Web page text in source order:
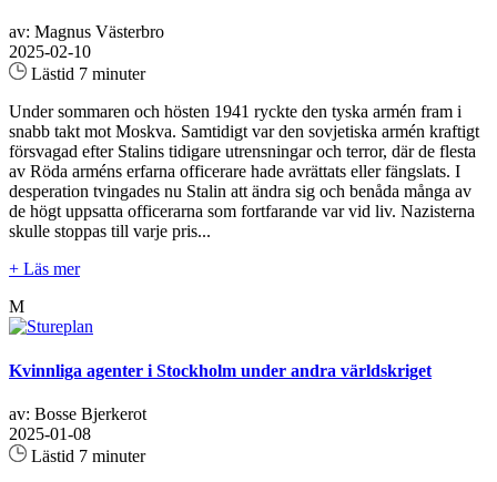
av: Magnus Västerbro
2025-02-10
Lästid 7 minuter
Under sommaren och hösten 1941 ryckte den tyska armén fram i
snabb takt mot Moskva. Samtidigt var den sovjetiska armén kraftigt
försvagad efter Stalins tidigare utrensningar och terror, där de flesta
av Röda arméns erfarna officerare hade avrättats eller fängslats. I
desperation tvingades nu Stalin att ändra sig och benåda många av
de högt uppsatta officerarna som fortfarande var vid liv. Nazisterna
skulle stoppas till varje pris...
+ Läs mer
M
Kvinnliga agenter i Stockholm under andra världskriget
av: Bosse Bjerkerot
2025-01-08
Lästid 7 minuter